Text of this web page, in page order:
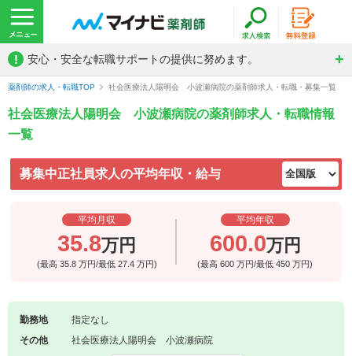
! 安心・安全な転職サポートの提供に努めます。
薬剤師の求人・転職TOP 社会医療法人陽明会 小波瀬病院の薬剤師求人・転職・募集一覧
社会医療法人陽明会 小波瀬病院の薬剤師求人・転職情報
一覧
募集中正社員求人の平均年収・給与
平均月収
35.8万円
(最高 35.8 万円/最低 27.4 万円)
平均年収
600.0万円
(最高600万円/最低450万円)
勤務地
指定なし
その他
社会医療法人陽明会 小波瀬病院